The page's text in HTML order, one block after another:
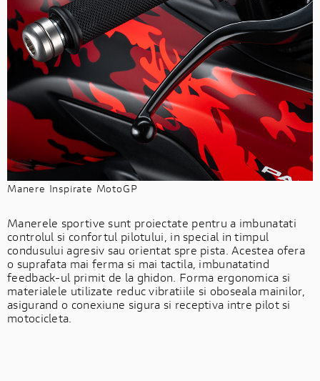
Manere Inspirate MotoGP
Manerele sportive sunt proiectate pentru a imbunatati
controlul si confortul pilotului, in special in timpul
condusului agresiv sau orientat spre pista. Acestea ofera
o suprafata mai ferma si mai tactila, imbunatatind
feedback-ul primit de la ghidon. Forma ergonomica si
materialele utilizate reduc vibratiile si oboseala mainilor,
asigurand o conexiune sigura si receptiva intre pilot si
motocicleta.